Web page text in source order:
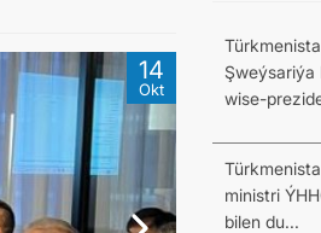
14
Okt
Şweýsariýa
wise-
ministri
bilen du...